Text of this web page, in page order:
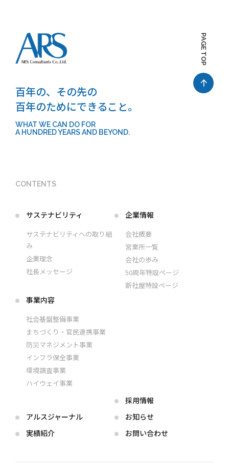
PAGE TOP
百年の、その先の
百年のためにできること。
WHAT WE CAN DO FOR
A HUNDRED YEARS AND BEYOND.
CONTENTS
サステナビリティ
サステナビリティへの取り組
み
企業理念
社長メッセージ
企業情報
会社概要
営業所一覧
会社の歩み
50周年特設ページ
新社屋特設ページ
事業内容
社会基盤整備事業
まちづくり・官民連携事業
防災マネジメント事業
インフラ保全事業
環境調査事業
ハイウェイ事業
アルスジャーナル
実績紹介
採用情報
お知らせ
お問い合わせ